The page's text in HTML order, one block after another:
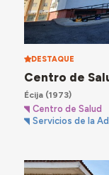
DESTAQUE
Centro de
Écija(1973)
Centro de Salud
Servicios de la